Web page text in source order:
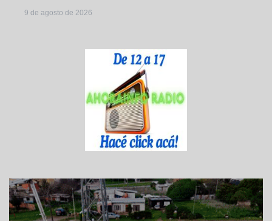
9 de agosto de 2026